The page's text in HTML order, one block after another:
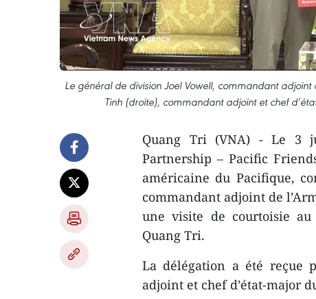
Le général de division Joel Vowell, commandant
Tinh (droite), commandant adjoint et chef
Quang Tri (VNA) - Le 3
Partnership – Pacific
américaine du Pacifique,
commandant adjoint de
une visite de courtoisie
Quang Tri.
La délégation a été reçue
adjoint et chef d’état-major